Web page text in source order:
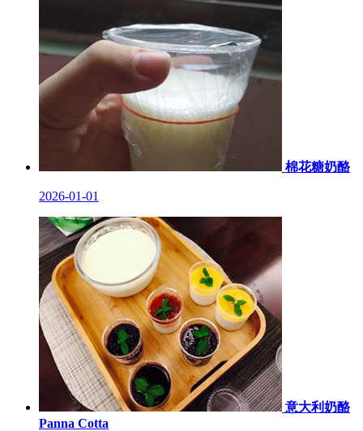
棉花糖奶酪
2026-01-01
意大利奶酪
Panna Cotta